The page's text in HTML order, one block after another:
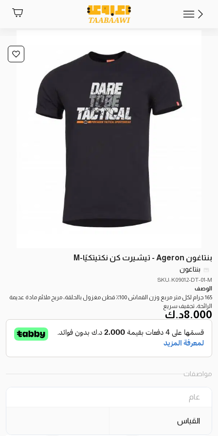
بنتاغون Ageron - تيشيرت كن نكتيتكيًا-M
بنتاغون
SKU: K09012-DT-01-M
الوصف
165 جرام لكل متر مربع وزن القماش 100٪ قطن مغزول بالحلقة، مريح ملائم مادة عديمة
الرائحة، تجفيف سريع
8.000د.ك
مواصفات
عام
القياس